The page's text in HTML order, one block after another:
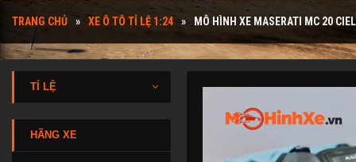
TRANG CHỦ XE Ô TÔ TỈ LỆ 1:24 MÔ HÌNH XE MASERATI MC 20
TỈ LỆ
HÃNG XE